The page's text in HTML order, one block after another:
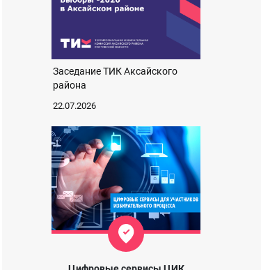
Заседание ТИК Аксайского
района
22.07.2026